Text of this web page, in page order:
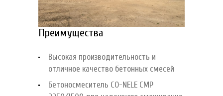
Преимущества
Высокая производительность и
отличное качество бетонных смесей
Бетоносмеситель CO-NELE CMP